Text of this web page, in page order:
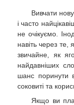
Вивчати
і часто
не очікуємо.
навіть через те,
звичайне, як
найдавніших
шанс поринути
соковиті та
Якщо ви